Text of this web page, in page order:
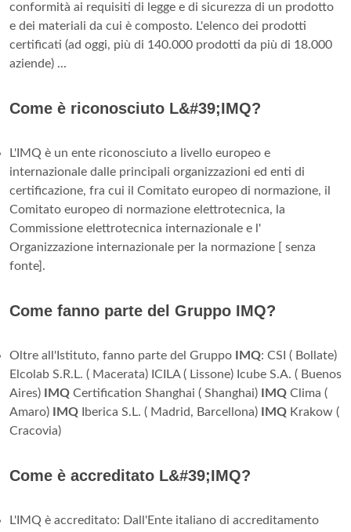
conformità ai requisiti di legge e di sicurezza di un prodotto
e dei materiali da cui è composto. L'elenco dei prodotti
certificati (ad oggi, più di 140.000 prodotti da più di 18.000
aziende) ...
Come è riconosciuto L&#39;IMQ?
L'IMQ è un ente riconosciuto a livello europeo e
internazionale dalle principali organizzazioni ed enti di
certificazione, fra cui il Comitato europeo di normazione, il
Comitato europeo di normazione elettrotecnica, la
Commissione elettrotecnica internazionale e l'
Organizzazione internazionale per la normazione [ senza
fonte].
Come fanno parte del Gruppo IMQ?
Oltre all'Istituto, fanno parte del Gruppo IMQ: CSI ( Bollate)
Elcolab S.R.L. ( Macerata) ICILA ( Lissone) Icube S.A. ( Buenos
Aires)
IMQ Certification Shanghai ( Shanghai) IMQ Clima (
Amaro)
IMQ Iberica S.L. ( Madrid, Barcellona) IMQ Krakow (
Cracovia)
Come è accreditato L&#39;IMQ?
L'IMQ è accreditato: Dall'Ente italiano di accreditamento